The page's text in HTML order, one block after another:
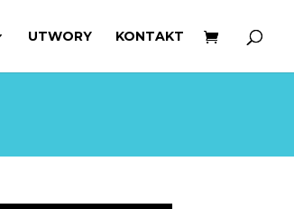
UTWORY KONTAKT